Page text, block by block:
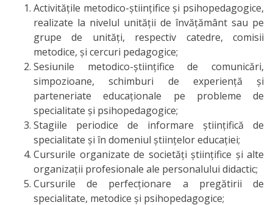
Activităţile metodico-ştiinţifice şi psihopedagogice,
realizate la nivelul unităţii de învăţământ sau pe
grupe de unităţi, respectiv catedre, comisii
metodice, şi cercuri pedagogice;
Sesiunile metodico-ştiinţifice de comunicări,
simpozioane, schimburi de experienţă şi
parteneriate educaţionale pe probleme de
specialitate şi psihopedagogice;
Stagiile periodice de informare ştiinţifică de
specialitate şi în domeniul ştiinţelor educaţiei;
Cursurile organizate de societăţi ştiinţifice şi alte
organizaţii profesionale ale personalului didactic;
Cursurile de perfecţionare a pregătirii de
specialitate, metodice şi psihopedagogice;